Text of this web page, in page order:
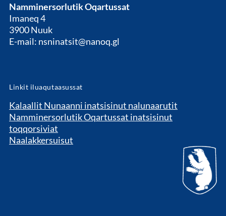
Namminersorlutik Oqartussat
Imaneq 4
3900 Nuuk
E-mail: nsninatsit@nanoq.gl
Linkit iluaqutaasussat
Kalaallit Nunaanni inatsisinut nalunaarutit
Namminersorlutik Oqartussat inatsisinut
toqqorsiviat
Naalakkersuisut